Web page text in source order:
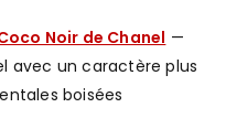
Noir de Chanel —
avec un caractère plus
boisées